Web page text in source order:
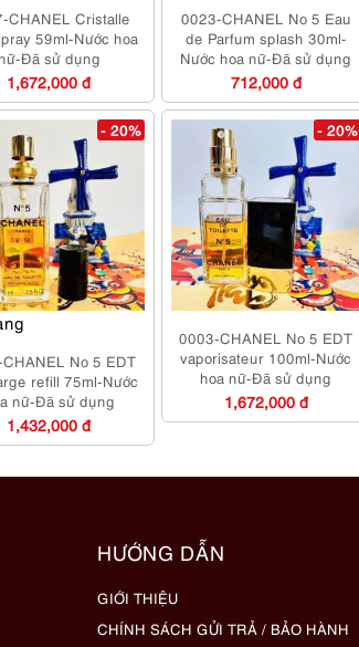
CHANEL Cristalle
59ml-Nước hoa
Đã sử dụng
1,672,000 đ
0023-CHANEL No 5 Eau
de Parfum splash 30ml-
Nước hoa nữ-Đã sử dụng
712,000 đ
- 20%
No 5 EDT
refill 75ml-Nước
nữ-Đã sử dụng
1,432,000 đ
- 20%
0003-CHANEL No 5 EDT
vaporisateur 100ml-Nước
hoa nữ-Đã sử dụng
1,672,000 đ
HƯỚNG DẪN
GIỚI THIỆU
CHÍNH SÁCH GỬI TRẢ / BẢO HÀNH